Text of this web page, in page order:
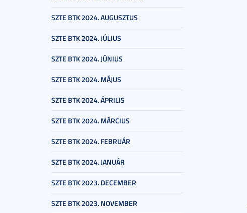
SZTE BTK 2024. AUGUSZTUS
SZTE BTK 2024. JÚLIUS
SZTE BTK 2024. JÚNIUS
SZTE BTK 2024. MÁJUS
SZTE BTK 2024. ÁPRILIS
SZTE BTK 2024. MÁRCIUS
SZTE BTK 2024. FEBRUÁR
SZTE BTK 2024. JANUÁR
SZTE BTK 2023. DECEMBER
SZTE BTK 2023. NOVEMBER